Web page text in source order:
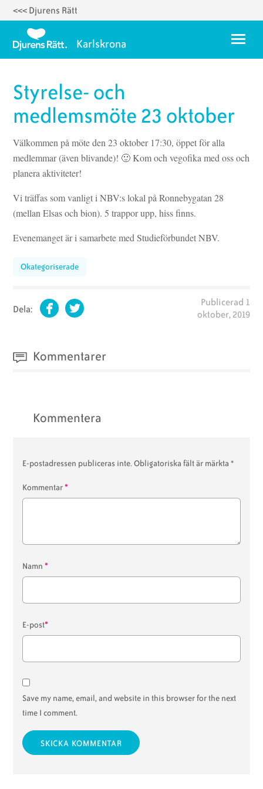
Hoppa
huvudinnehåll
<<< Djurens Rätt
Karlskrona Meny
Styrelse 2025
Temadagar
Karlskrona Vegoguide
Vegorecept
Ett fyrverkerifritt Karlskrona
Styrelse- och
medlemsmöte 23 oktober
Välkommen på möte den 23 oktober 17:30, öppet för alla
medlemmar (även blivande)! 🙂 Kom och vegofika med oss och
planera aktiviteter!
Vi träffas som vanligt i NBV:s lokal på Ronnebygatan 28
(mellan Elsas och bion). 5 trappor upp, hiss finns.
Evenemanget är i samarbete med Studieförbundet NBV.
Okategoriserade
Dela: FacebookTwitter
Publicerad 1
oktober, 2019
Kommentarer
Kommentera
E-postadressen publiceras inte.Obligatoriska fält är märkta*
Kommentar*
Namn*
E-post*
Save my name, email, and website in this browser for the next
time I comment.